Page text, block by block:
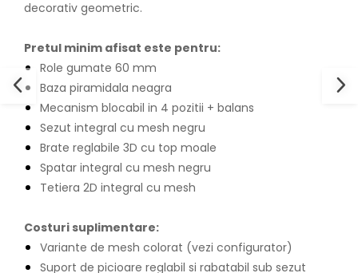
decorativ geometric.
Pretul minim afisat este pentru:
Role gumate 60 mm
Baza piramidala neagra
Mecanism blocabil in 4 pozitii + balans
Sezut integral cu mesh negru
Brate reglabile 3D cu top moale
Spatar integral cu mesh negru
Tetiera 2D integral cu mesh
Costuri suplimentare:
Variante de mesh colorat (vezi configurator)
Suport de picioare reglabil si rabatabil sub sezut